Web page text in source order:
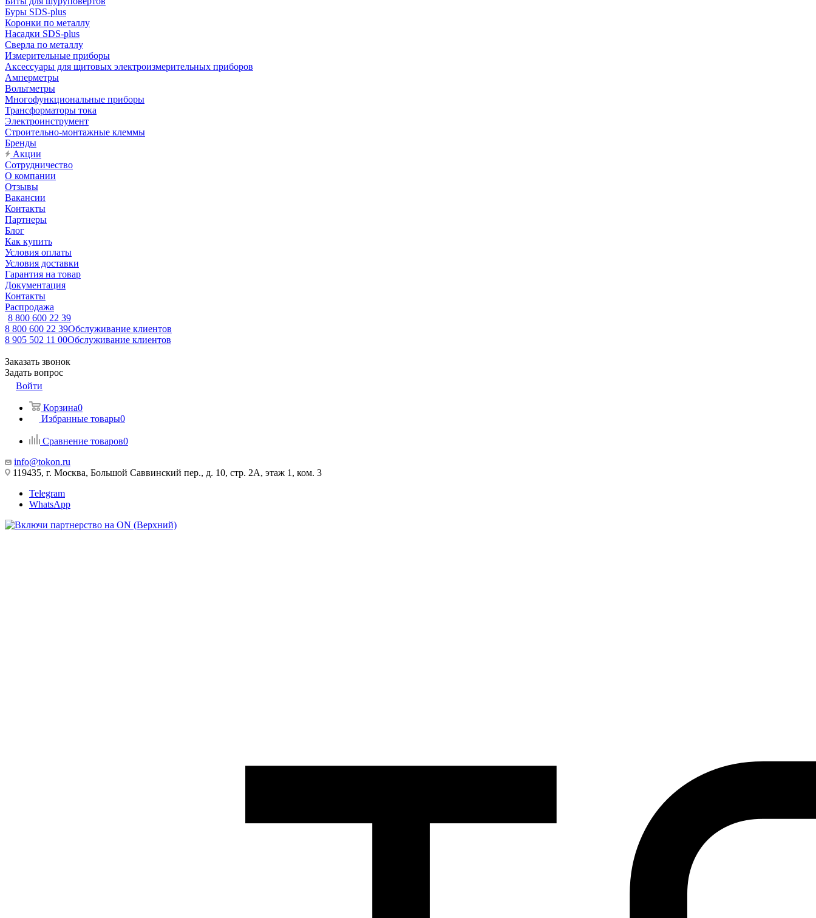
Буры SDS-plus
Коронки по металлу
Насадки SDS-plus
Сверла по металлу
Измерительные приборы
Аксессуары для щитовых электроизмерительных приборов
Амперметры
Вольтметры
Многофункциональные приборы
Трансформаторы тока
Электроинструмент
Строительно-монтажные клеммы
Бренды
Акции
Сотрудничество
О компании
Отзывы
Вакансии
Контакты
Партнеры
Блог
Как купить
Условия оплаты
Условия доставки
Гарантия на товар
Документация
Контакты
Распродажа
8 800 600 22 39
8 800 600 22 39Обслуживание клиентов
8 905 502 11 00Обслуживание клиентов
Заказать звонок
Задать вопрос
Войти
Корзина0
Избранные товары0
Сравнение товаров0
info@tokon.ru
119435, г. Москва, Большой Саввинский пер., д. 10, стр. 2А, этаж 1, ком. 3
Telegram
WhatsApp